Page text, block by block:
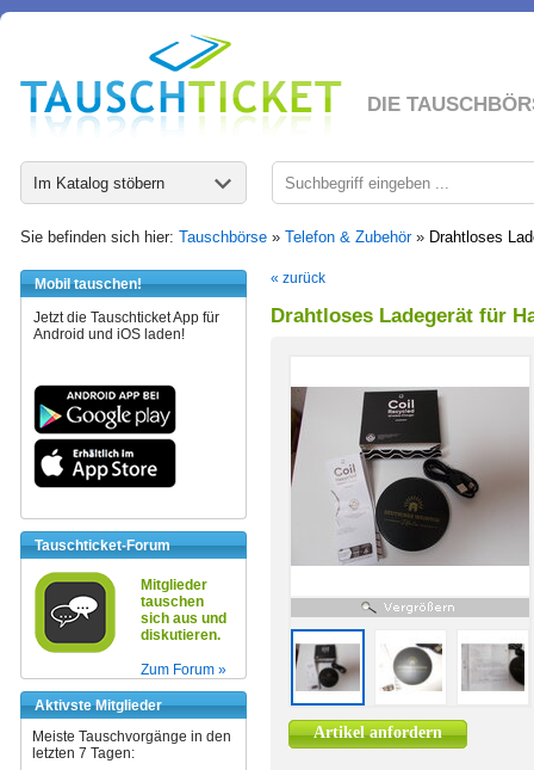
DIE
Im Katalog stöbern
Sie befinden sich hier: Tauschbörse » Telefon & Zubehör» Drahtloses
Mobil tauschen!
Jetzt die Tauschticket App für
Android und iOS laden!
Tauschticket-Forum
Mitglieder
tauschen
sich aus und
diskutieren.
Zum Forum »
Aktivste Mitglieder
Meiste Tauschvorgänge in den
letzten 7 Tagen:
« zurück
Drahtloses Ladegerät für
Artikel anfordern